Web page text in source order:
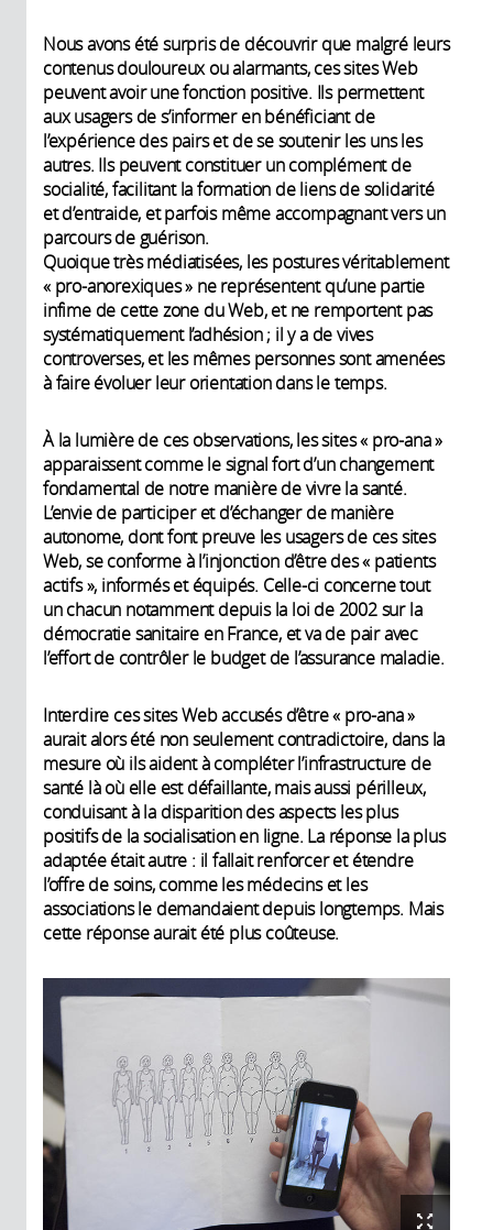
Nous avons été surpris de découvrir que malgré leurs
contenus douloureux ou alarmants, ces sites Web
peuvent avoir une fonction positive. Ils permettent
aux usagers de s’informer en bénéficiant de
l’expérience des pairs et de se soutenir les uns les
autres. Ils peuvent constituer un complément de
socialité, facilitant la formation de liens de solidarité
et d’entraide, et parfois même accompagnant vers un
parcours de guérison.
Quoique très médiatisées, les postures véritablement
« pro-anorexiques » ne représentent qu’une partie
infime de cette zone du Web, et ne remportent pas
systématiquement l’adhésion ; il y a de vives
controverses, et les mêmes personnes sont amenées
à faire évoluer leur orientation dans le temps.
À la lumière de ces observations, les sites « pro-ana »
apparaissent comme le signal fort d’un changement
fondamental de notre manière de vivre la santé.
L’envie de participer et d’échanger de manière
autonome, dont font preuve les usagers de ces sites
Web, se conforme à l’injonction d’être des « patients
actifs », informés et équipés. Celle-ci concerne tout
un chacun notamment depuis la loi de 2002 sur la
démocratie sanitaire en France, et va de pair avec
l’effort de contrôler le budget de l’assurance maladie.
Interdire ces sites Web accusés d’être « pro-ana »
aurait alors été non seulement contradictoire, dans la
mesure où ils aident à compléter l’infrastructure de
santé là où elle est défaillante, mais aussi périlleux,
conduisant à la disparition des aspects les plus
positifs de la socialisation en ligne. La réponse la plus
adaptée était autre : il fallait renforcer et étendre
l’offre de soins, comme les médecins et les
associations le demandaient depuis longtemps. Mais
cette réponse aurait été plus coûteuse.